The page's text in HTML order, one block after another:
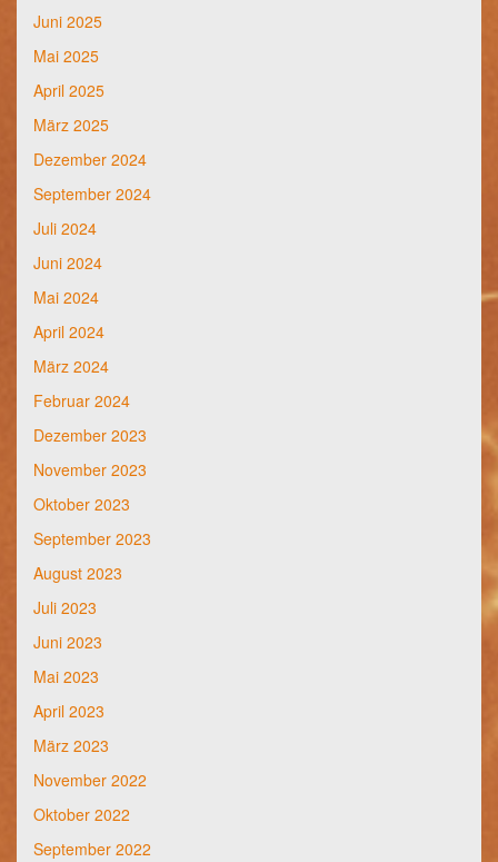
Juni 2025
Mai 2025
April 2025
März 2025
Dezember 2024
September 2024
Juli 2024
Juni 2024
Mai 2024
April 2024
März 2024
Februar 2024
Dezember 2023
November 2023
Oktober 2023
September 2023
August 2023
Juli 2023
Juni 2023
Mai 2023
April 2023
März 2023
November 2022
Oktober 2022
September 2022